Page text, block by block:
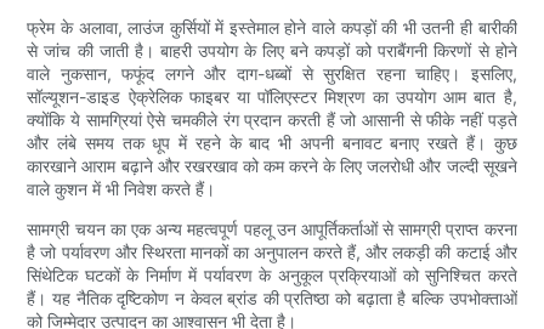
फ्रेम के अलावा, लाउंज कुर्सियों में इस्तेमाल होने वाले कपड़ों की भी उतनी ही बारीकी
से जांच की जाती है। बाहरी उपयोग के लिए बने कपड़ों को पराबैंगनी किरणों से होने
वाले नुकसान, फफूंद लगने और दाग-धब्बों से सुरक्षित रहना चाहिए। इसलिए,
सॉल्यूशन-डाइड ऐक्रेलिक फाइबर या पॉलिएस्टर मिश्रण का उपयोग आम बात है,
क्योंकि ये सामग्रियां ऐसे चमकीले रंग प्रदान करती हैं जो आसानी से फीके नहीं पड़ते
और लंबे समय तक धूप में रहने के बाद भी अपनी बनावट बनाए रखते हैं। कुछ
कारखाने आराम बढ़ाने और रखरखाव को कम करने के लिए जलरोधी और जल्दी सूखने
वाले कुशन में भी निवेश करते हैं।
सामग्री चयन का एक अन्य महत्वपूर्ण पहलू उन आपूर्तिकर्ताओं से सामग्री प्राप्त करना
है जो पर्यावरण और स्थिरता मानकों का अनुपालन करते हैं, और लकड़ी की कटाई और
सिंथेटिक घटकों के निर्माण में पर्यावरण के अनुकूल प्रक्रियाओं को सुनिश्चित करते
हैं। यह नैतिक दृष्टिकोण न केवल ब्रांड की प्रतिष्ठा को बढ़ाता है बल्कि उपभोक्ताओं
को जिम्मेदार उत्पादन का आश्वासन भी देता है।